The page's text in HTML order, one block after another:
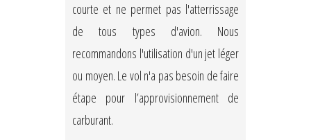
courte et ne permet pas l'atterrissage
de tous types d'avion. Nous
recommandons l'utilisation d'un jet léger
ou moyen. Le vol n'a pas besoin de faire
étape pour l’approvisionnement de
carburant.